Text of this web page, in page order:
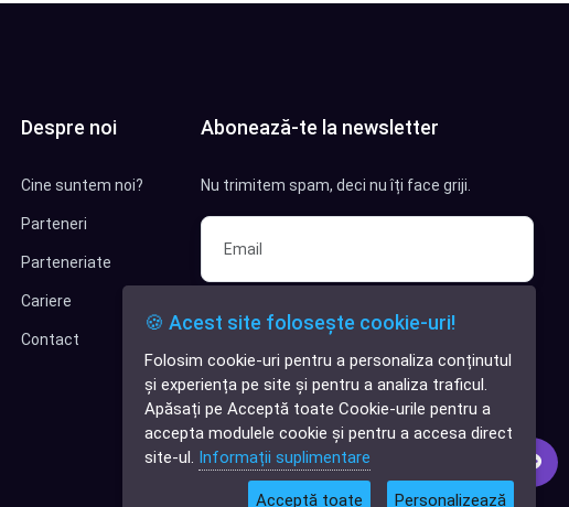
✕
Cauți o aplicație
software?
Despre noi
Cine suntem noi?
Parteneri
Parteneriate
Cariere
Contact
Abonează-te la newsletter
Nu trimitem spam, deci nu îți face griji.
Sunt interesat de clienți pentru
compania mea IT
Sunt interesat de achiziții software
Abonează-te
🍪 Acest site folosește cookie-uri!
Folosim cookie-uri pentru a personaliza conținutul
și experiența pe site și pentru a analiza traficul.
Apăsați pe Acceptă toate Cookie-urile pentru a
accepta modulele cookie și pentru a accesa direct
site-ul. Informații suplimentare
Acceptă toate Personalizează